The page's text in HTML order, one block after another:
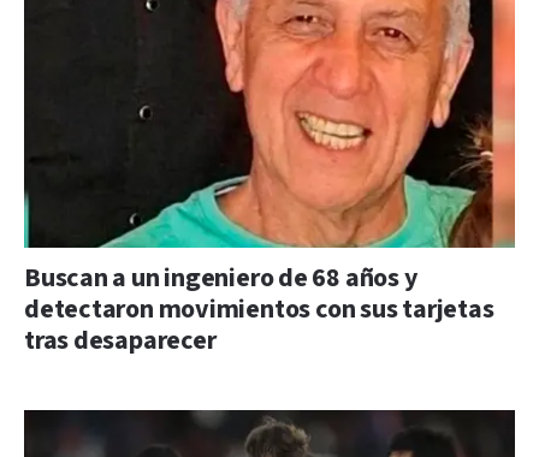
Buscan a un ingeniero de 68 años y
detectaron movimientos con sus tarjetas
tras desaparecer